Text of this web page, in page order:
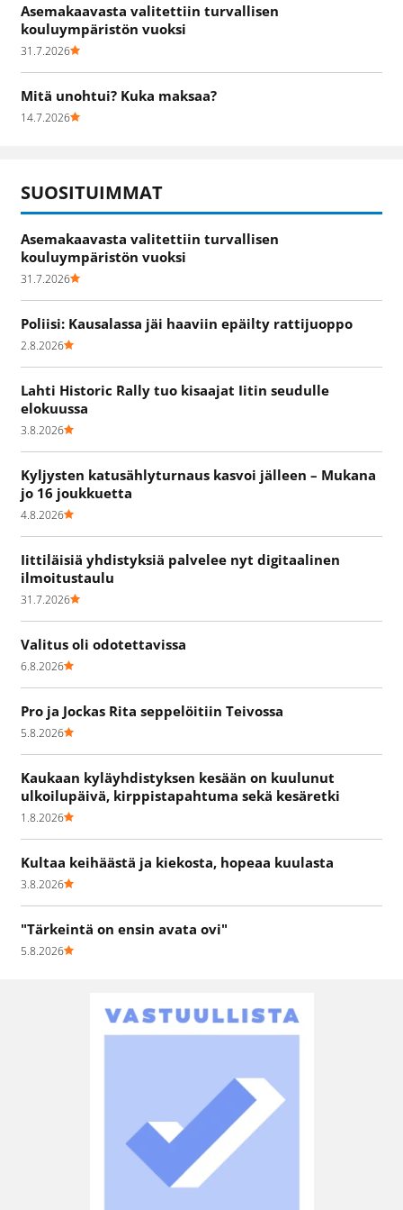
Asemakaavasta valitettiin turvallisen
kouluympäristön vuoksi
31.7.2026
Mitä unohtui? Kuka maksaa?
14.7.2026
SUOSITUIMMAT
Asemakaavasta valitettiin turvallisen
kouluympäristön vuoksi
31.7.2026
Poliisi: Kausalassa jäi haaviin epäilty rattijuoppo
2.8.2026
Lahti Historic Rally tuo kisaajat Iitin seudulle
elokuussa
3.8.2026
Kyljysten katusählyturnaus kasvoi jälleen – Mukana
jo 16 joukkuetta
4.8.2026
Iittiläisiä yhdistyksiä palvelee nyt digitaalinen
ilmoitustaulu
31.7.2026
Valitus oli odotettavissa
6.8.2026
Pro ja Jockas Rita seppelöitiin Teivossa
5.8.2026
Kaukaan kyläyhdistyksen kesään on kuulunut
ulkoilupäivä, kirppistapahtuma sekä kesäretki
1.8.2026
Kultaa keihäästä ja kiekosta, hopeaa kuulasta
3.8.2026
"Tärkeintä on ensin avata ovi"
5.8.2026